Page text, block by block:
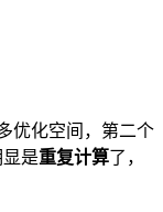
优化空间，第二个
是重复计算了，